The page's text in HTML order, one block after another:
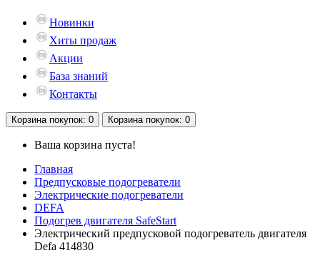
Новинки
Хиты продаж
Акции
База знаний
Контакты
Корзина покупок: 0 Корзина покупок: 0
Ваша корзина пуста!
Главная
Предпусковые подогреватели
Электрические подогреватели
DEFA
Подогрев двигателя SafeStart
Электрический предпусковой подогреватель двигателя
Defa 414830